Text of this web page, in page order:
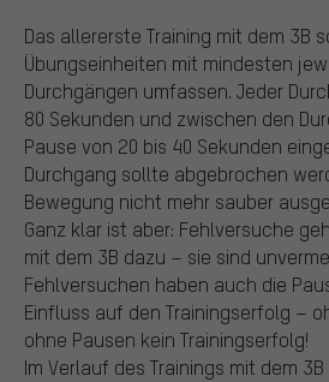
Das allererste Training mit dem 3B
Übungseinheiten mit mindesten
Durchgängen umfassen. Jeder
80 Sekunden und zwischen den
Pause von 20 bis 40 Sekunden
Durchgang sollte abgebrochen
Bewegung nicht mehr sauber
Ganz klar ist aber: Fehlversuche
mit dem 3B dazu – sie sind
Fehlversuchen haben auch die
Einfluss auf den Trainingserfolg –
ohne Pausen kein Trainingserfolg!
Im Verlauf des Trainings mit dem